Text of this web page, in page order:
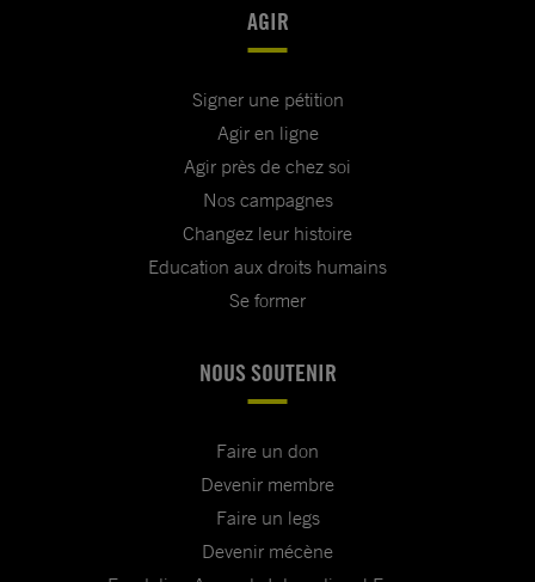
AGIR
Signer une pétition
Agir en ligne
Agir près de chez soi
Nos campagnes
Changez leur histoire
Education aux droits humains
Se former
NOUS SOUTENIR
Faire un don
Devenir membre
Faire un legs
Devenir mécène